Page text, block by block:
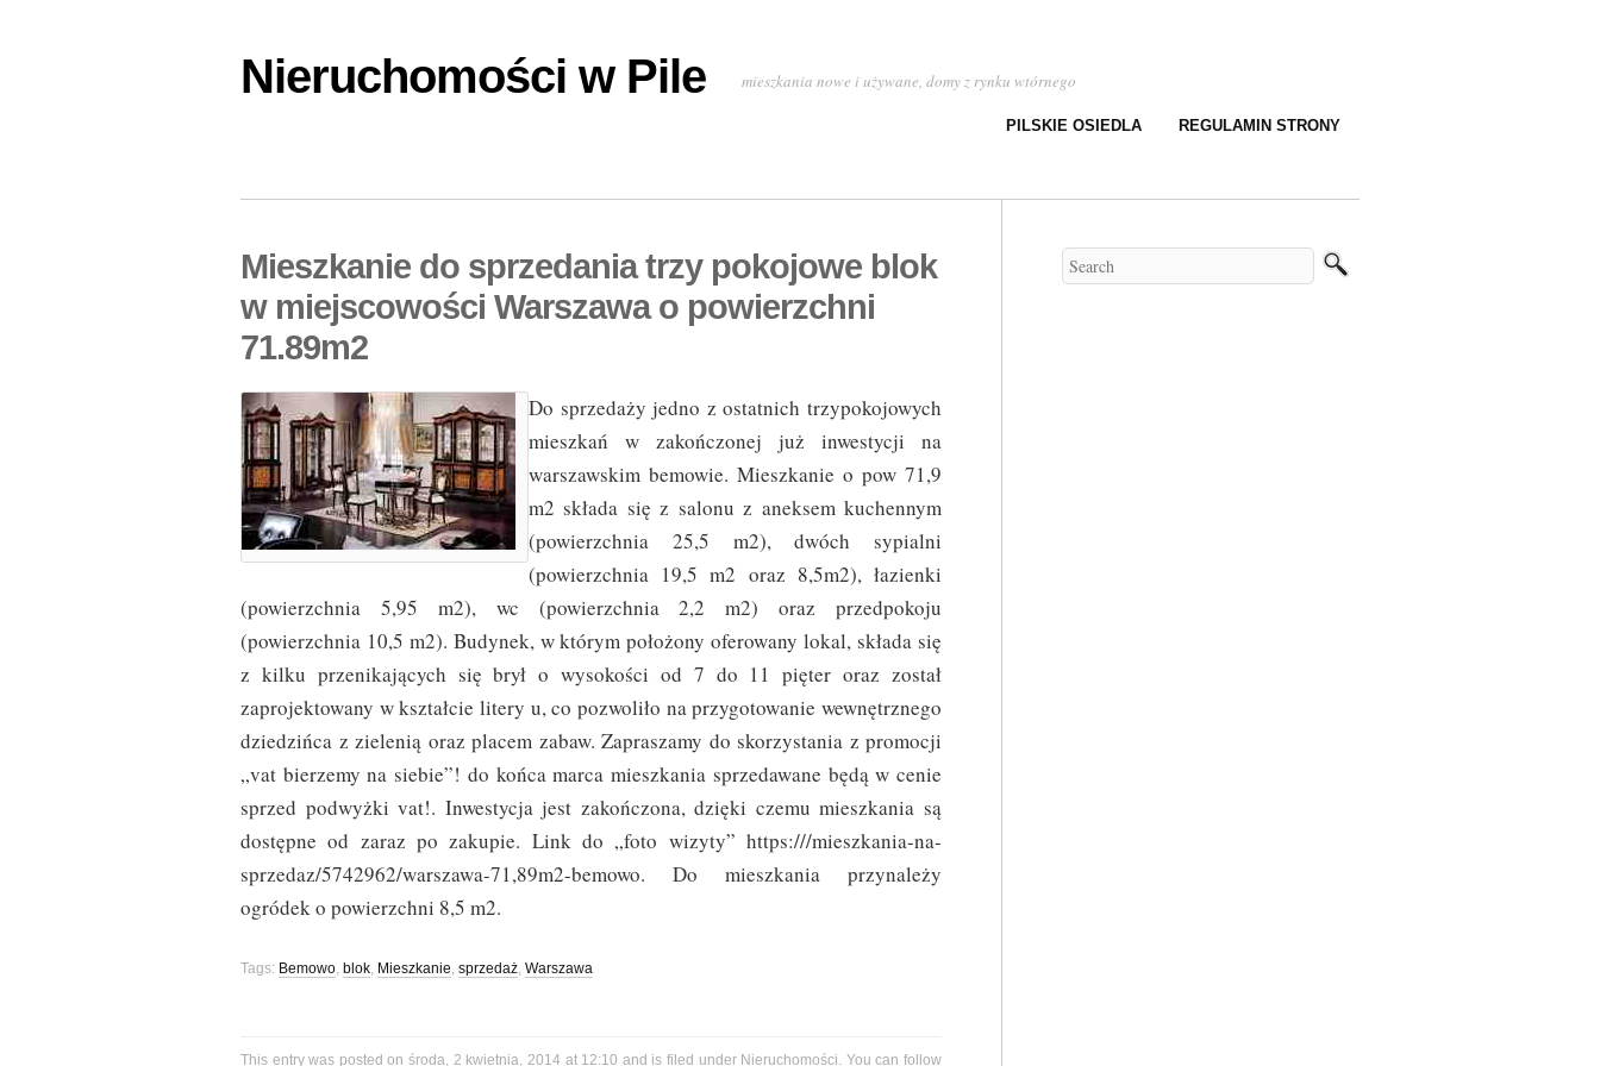
Nieruchomości w Pile mieszkania nowe i używane, domy z rynku wtórnego
PILSKIE OSIEDLA REGULAMIN STRONY
Mieszkanie do sprzedania trzy pokojowe blok
w miejscowości Warszawa o powierzchni
71.89m2
Do sprzedaży jedno z ostatnich trzypokojowych
mieszkań w zakończonej już inwestycji na
warszawskim bemowie. Mieszkanie o pow 71,9
m2 składa się z salonu z aneksem kuchennym
(powierzchnia 25,5 m2), dwóch sypialni
(powierzchnia 19,5 m2 oraz 8,5m2), łazienki
(powierzchnia 5,95 m2), wc (powierzchnia 2,2 m2) oraz przedpokoju
(powierzchnia 10,5 m2). Budynek, w którym położony oferowany lokal, składa się
z kilku przenikających się brył o wysokości od 7 do 11 pięter oraz został
zaprojektowany w kształcie litery u, co pozwoliło na przygotowanie wewnętrznego
dziedzińca z zielenią oraz placem zabaw. Zapraszamy do skorzystania z promocji
„vat bierzemy na siebie”! do końca marca mieszkania sprzedawane będą w cenie
sprzed podwyżki vat!. Inwestycja jest zakończona, dzięki czemu mieszkania są
dostępne od zaraz po zakupie. Link do „foto wizyty” https:///mieszkania-na-
sprzedaz/5742962/warszawa-71,89m2-bemowo. Do mieszkania przynależy
ogródek o powierzchni 8,5 m2.
Tags: Bemowo, blok, Mieszkanie, sprzedaż, Warszawa
This entry was posted on środa, 2 kwietnia, 2014 at 12:10 and is filed under Nieruchomości. You can follow